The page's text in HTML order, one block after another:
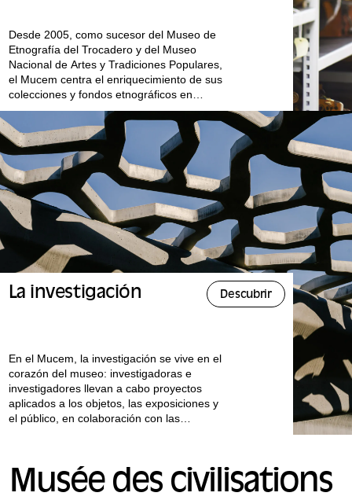
Desde 2005, como sucesor del Museo de
Etnografía del Trocadero y del Museo
Nacional de Artes y Tradiciones Populares,
el Mucem centra el enriquecimiento de sus
colecciones y fondos etnográficos en
Europa y el Mediterráneo.
La investigación Descubrir
En el Mucem, la investigación se vive en el
corazón del museo: investigadoras e
investigadores llevan a cabo proyectos
aplicados a los objetos, las exposiciones y
el público, en colaboración con las
Musée des civilisations